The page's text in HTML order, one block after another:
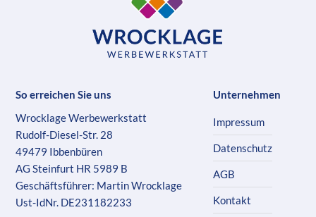
So erreichen Sie uns
Wrocklage Werbewerkstatt
Rudolf-Diesel-Str. 28
49479 Ibbenbüren
AG Steinfurt HR 5989 B
Geschäftsführer: Martin Wrocklage
Ust-IdNr. DE231182233
Unternehmen
Impressum
Datenschutz
AGB
Kontakt